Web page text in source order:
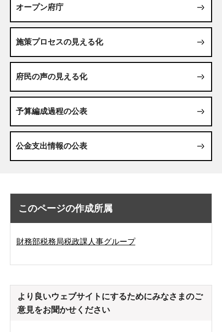
オープン府庁
施策プロセスの見える化
府民の声の見える化
予算編成過程の公表
公金支出情報の公表
このページの作成所属
財務部税務局税政課人事グループ
より良いウェブサイトにするためにみなさまのご
意見をお聞かせください